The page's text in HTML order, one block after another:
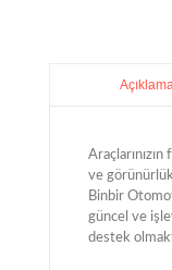
ve
Binbir
güncel ve
destek